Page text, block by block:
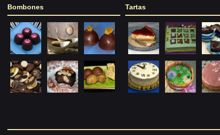
Bombones Tartas